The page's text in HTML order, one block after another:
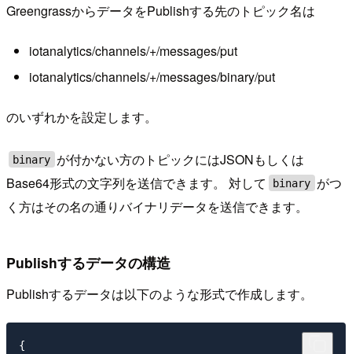
GreengrassからデータをPublishする先のトピック名は
iotanalytics/channels/+/messages/put
iotanalytics/channels/+/messages/binary/put
のいずれかを設定します。
binary が付かない方のトピックにはJSONもしくは
Base64形式の文字列を送信できます。 対して
binary がつ
く方はその名の通りバイナリデータを送信できます。
Publishするデータの構造
Publishするデータは以下のような形式で作成します。
{